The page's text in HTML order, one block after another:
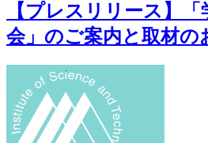
【プレスリリース】
会」のご案内と取材の